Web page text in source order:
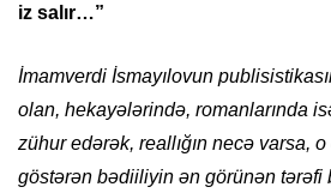
iz salır…”
İmamverdi İsmayılovun
olan, hekayələrində, romanlarında
zühur edərək, reallığın necə varsa,
göstərən bədiiliyin ən görünən tərəfi